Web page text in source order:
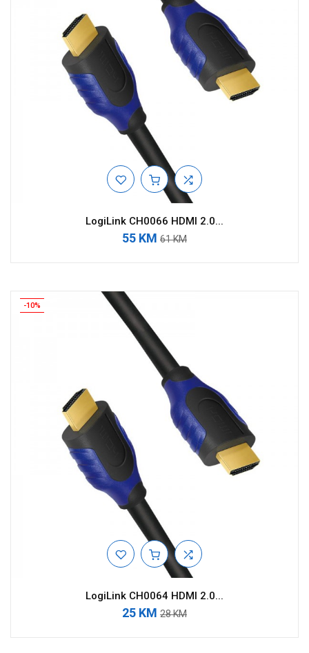
LogiLink CH0066 HDMI 2.0...
55 KM 61 KM
-10%
LogiLink CH0064 HDMI 2.0...
25 KM 28 KM